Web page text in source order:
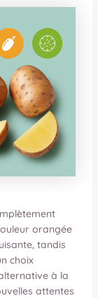
orangée
tandis
choix
à la
attentes